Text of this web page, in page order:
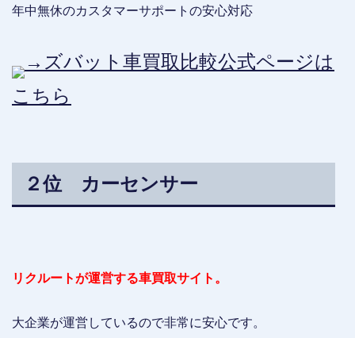
年中無休のカスタマーサポートの安心対応
→ズバット車買取比較公式ページは
こちら
２位 カーセンサー
リクルートが運営する車買取サイト。
大企業が運営しているので非常に安心です。